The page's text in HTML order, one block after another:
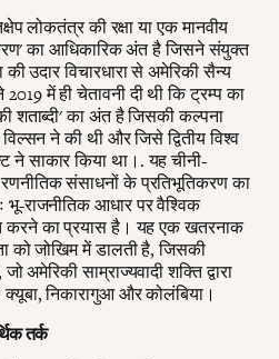
लोकतंत्र की रक्षा या एक मानवीय
का आधिकारिक अंत है जिसने संयुक्त
की उदार विचारधारा से अमेरिकी सैन्य
में ही चेतावनी दी थी कि ट्रम्प का
शताब्दी' का अंत है जिसकी कल्पना
ने की थी और जिसे द्वितीय विश्व
साकार किया था।. यह चीनी-
रणनीतिक संसाधनों के प्रतिभूतिकरण का
भू-राजनीतिक आधार पर वैश्विक
करने का प्रयास है। यह एक खतरनाक
को जोखिम में डालती है, जिसकी
अमेरिकी साम्राज्यवादी शक्ति द्वारा
क्यूबा, निकारागुआ और कोलंबिया।
तर्क